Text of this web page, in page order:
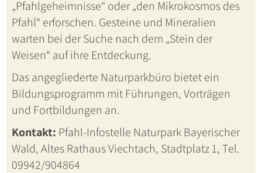
„Pfahlgeheimnisse“ oder „den Mikrokosmos des
Pfahl“ erforschen. Gesteine und Mineralien
warten bei der Suche nach dem „Stein der
Weisen“ auf ihre Entdeckung.
Das angegliederte Naturparkbüro bietet ein
Bildungsprogramm mit Führungen, Vorträgen
und Fortbildungen an.
Kontakt: Pfahl-Infostelle Naturpark Bayerischer
Wald, Altes Rathaus Viechtach, Stadtplatz 1, Tel.
09942/904864